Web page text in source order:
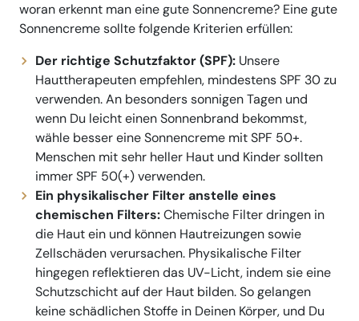
woran erkennt man eine gute Sonnencreme? Eine gute
Sonnencreme sollte folgende Kriterien erfüllen:
Der richtige Schutzfaktor (SPF): Unsere
Hauttherapeuten empfehlen, mindestens SPF 30 zu
verwenden. An besonders sonnigen Tagen und
wenn Du leicht einen Sonnenbrand bekommst,
wähle besser eine Sonnencreme mit SPF 50+.
Menschen mit sehr heller Haut und Kinder sollten
immer SPF 50(+) verwenden.
Ein physikalischer Filter anstelle eines
chemischen Filters:Chemische Filter dringen in
die Haut ein und können Hautreizungen sowie
Zellschäden verursachen. Physikalische Filter
hingegen reflektieren das UV-Licht, indem sie eine
Schutzschicht auf der Haut bilden. So gelangen
keine schädlichen Stoffe in Deinen Körper, und Du